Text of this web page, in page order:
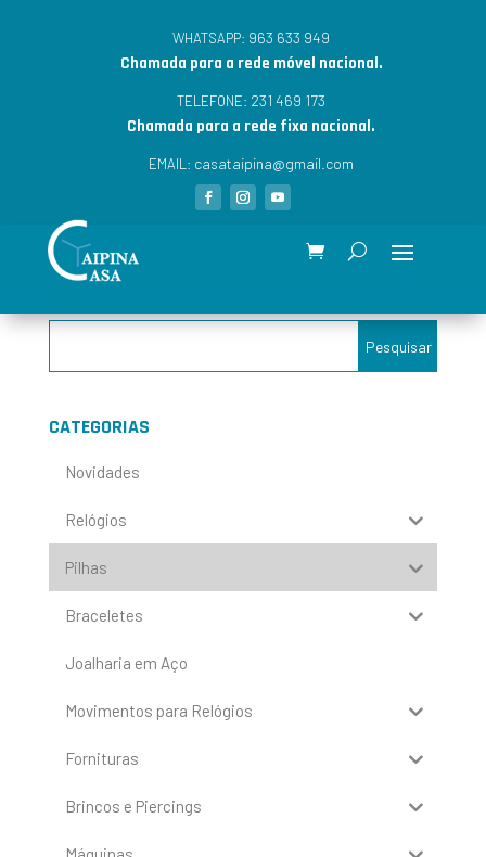
WHATSAPP: 963 633 949
Chamada para a rede móvel nacional.
TELEFONE: 231 469 173
Chamada para a rede fixa nacional.
EMAIL: casataipina@gmail.com
CATEGORIAS
Novidades
Relógios
Pilhas
Braceletes
Joalharia em Aço
Movimentos para Relógios
Fornituras
Brincos e Piercings